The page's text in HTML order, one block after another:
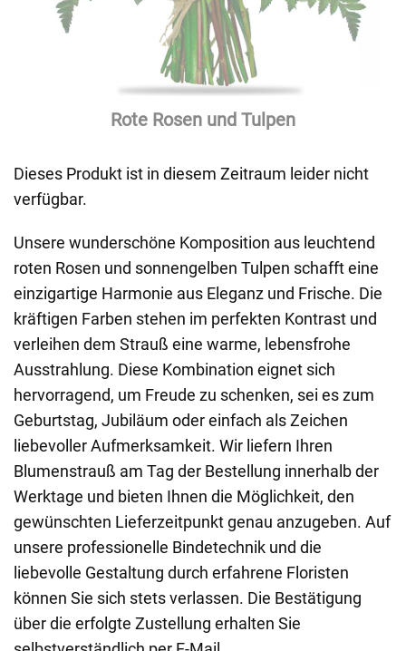
Rote Rosen und Tulpen
Dieses Produkt ist in diesem Zeitraum leider nicht
verfügbar.
Unsere wunderschöne Komposition aus leuchtend
roten Rosen und sonnengelben Tulpen schafft eine
einzigartige Harmonie aus Eleganz und Frische. Die
kräftigen Farben stehen im perfekten Kontrast und
verleihen dem Strauß eine warme, lebensfrohe
Ausstrahlung. Diese Kombination eignet sich
hervorragend, um Freude zu schenken, sei es zum
Geburtstag, Jubiläum oder einfach als Zeichen
liebevoller Aufmerksamkeit. Wir liefern Ihren
Blumenstrauß am Tag der Bestellung innerhalb der
Werktage und bieten Ihnen die Möglichkeit, den
gewünschten Lieferzeitpunkt genau anzugeben. Auf
unsere professionelle Bindetechnik und die
liebevolle Gestaltung durch erfahrene Floristen
können Sie sich stets verlassen. Die Bestätigung
über die erfolgte Zustellung erhalten Sie